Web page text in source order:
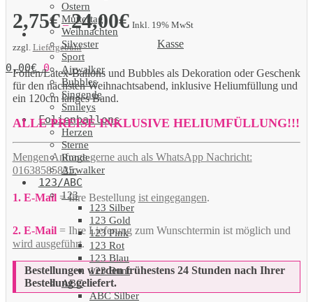
Kasse
0,00€ 0
Ostern
Muttertag
Weihnachten
Silvester
Sport
Airwalker
Bubbles
Singende
Smileys
Folienballons
Herzen
Sterne
Runde
Airwalker
123/ABC
123
123 Silber
123 Gold
123 Pink
123 Rot
123 Blau
123 Bunt
ABC
ABC Silber
2,75€–24,00€ Inkl. 19% MwSt
zzgl. Liefergebühr
Folien/Latex-Ballons und Bubbles als Dekoration oder Geschenk
für den nächsten Weihnachtsabend, inklusive Heliumfüllung und
ein 120cm langes Band.
ALLE PREISE INKLUSIVE HELIUMFÜLLUNG!!!
Mengen Anfrage gerne auch als WhatsApp Nachricht:
01638585825.
1. E-Mail= Ihre Bestellung ist eingegangen.
2. E-Mail= Ihre Lieferung zum Wunschtermin ist möglich und
wird ausgeführt.
Bestellungen werden frühestens 24 Stunden nach Ihrer
Bestellung geliefert.